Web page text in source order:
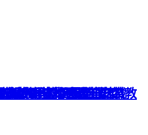
好久不见，最佳员工！
版本支持多账户挂载
股市里的价投与韭菜
HTML 代码大全
高考作文题目出炉
装到基本设置
Beta 11 详细安装教